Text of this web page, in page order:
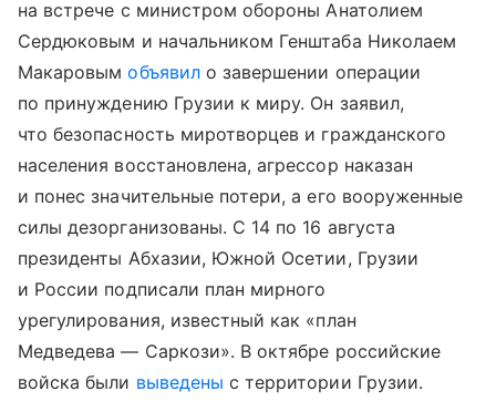
на встрече с министром обороны Анатолием
Сердюковым и начальником Генштаба Николаем
Макаровымобъявило завершении операции
по принуждению Грузии к миру. Он заявил,
что безопасность миротворцев и гражданского
населения восстановлена, агрессор наказан
и понес значительные потери, а его вооруженные
силы дезорганизованы. С 14 по 16 августа
президенты Абхазии, Южной Осетии, Грузии
и России подписали план мирного
урегулирования, известный как «план
Медведева — Саркози». В октябре российские
войска были выведены с территории Грузии.